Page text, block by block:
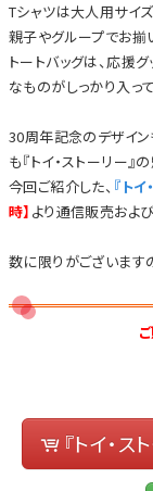
Tシャツは大人用サイズ
親子やグループでお揃
トートバッグは、応援
なものがしっかり入っ
30周年記念のデザイン
も『トイ・ストーリー
今回ご紹介した、 『ト
時】 より通信販売およ
数に限りがございます
『トイ・